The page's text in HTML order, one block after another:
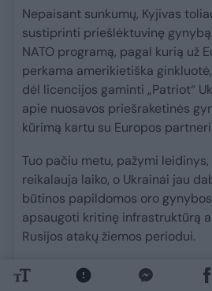
Nepaisant sunkumų, Kyjivas
sustiprinti priešlėktuvinę
NATO programą, pagal kurią už
perkama amerikietiška
dėl licencijos gaminti „Patriot“
apie nuosavos priešraketinės
kūrimą kartu su Europos
Tuo pačiu metu, pažymi
reikalauja laiko, o Ukrainai jau
būtinos papildomos oro
apsaugoti kritinę infrastruktūrą
Rusijos atakų žiemos periodui.
prieš 1 val. 47 min.